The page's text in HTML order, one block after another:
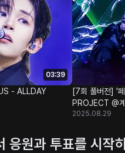
03:39
- ALLDAY
[7회 풀버전] '
PROJECT @
2025.08.29
원과 투표를 시작